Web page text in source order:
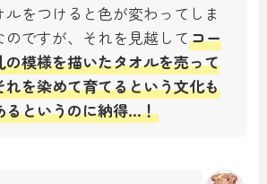
ルをつけると色が変わってしま
のですが、それを見越してコー
の模様を描いたタオルを売って
れを染めて育てるという文化も
るというのに納得…！